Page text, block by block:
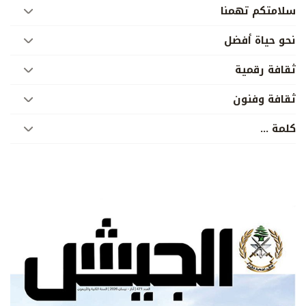
سلامتكم تهمنا
نحو حياة أفضل
ثقافة رقمية
ثقافة وفنون
­كلمة ...